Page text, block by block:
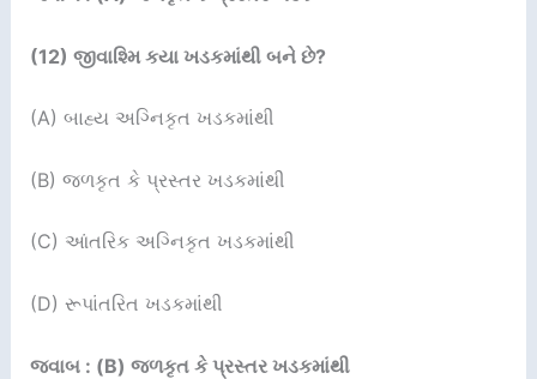
(12) જીવાશ્મિ કયા ખડકમાંથી બને છે?
(A) બાહ્ય અગ્નિકૃત ખડકમાંથી
(B) જળકૃત કે પ્રસ્તર ખડકમાંથી
(C) આંતરિક અગ્નિકૃત ખડકમાંથી
(D) રૂપાંતરિત ખડકમાંથી
જવાબ : (B) જળકૃત કે પ્રસ્તર ખડકમાંથી